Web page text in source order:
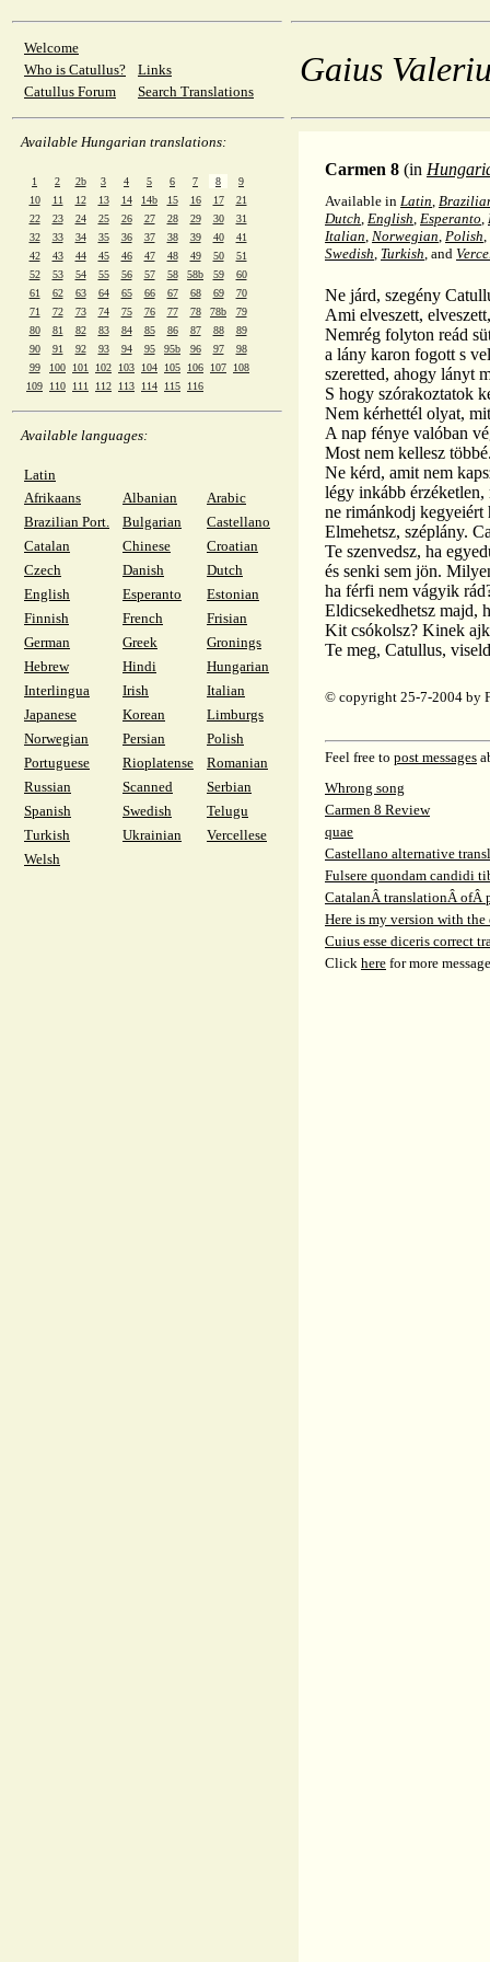
Welcome
Who is Catullus?
Links
Catullus Forum
Search Translations
Available Hungarian translations:
1 2 2b 3 4 5 6 7 8
9
10
11 12 13 14 14b 15 16 17
21
22
23 24 25 26 27 28 29 30
31
32
33 34 35 36 37 38 39 40
41
42
43 44 45 46 47 48 49 50
51
52
53 54 55 56 57 58 58b 59
60
61
62 63 64 65 66 67 68 69
70
71
72 73 74 75 76 77 78 78b
79
80
81 82 83 84 85 86 87 88
89
90
91 92 93 94 95 95b 96 97
98
99
100 101 102 103 104 105 106 107
108
109
110 111 112 113 114 115 116
Available languages:
Latin
Afrikaans
Albanian
Arabic
Brazilian Port.
Bulgarian
Castellano
Catalan
Chinese
Croatian
Czech
Danish
Dutch
English
Esperanto
Estonian
Finnish
French
Frisian
German
Greek
Gronings
Hebrew
Hindi
Hungarian
Interlingua
Irish
Italian
Japanese
Korean
Limburgs
Norwegian
Persian
Polish
Portuguese
Rioplatense
Romanian
Russian
Scanned
Serbian
Spanish
Swedish
Telugu
Turkish
Ukrainian
Vercellese
Welsh
Gaius
Carmen 8 (in
Available in Latin,
Dutch, English, Esperanto,
Italian, Norwegian, Polish,
Swedish, Turkish, and
Ne járd, szegény
Ami elveszett,
Nemrég folyton reád
a lány karon fogott s
szeretted, ahogy lányt
S hogy szórakoztatok
Nem kérhettél olyat,
A nap fénye valóban
Most nem kellesz
Ne kérd, amit nem
légy inkább érzéketlen,
ne rimánkodj kegyeiért
Elmehetsz, széplány.
Te szenvedsz, ha
és senki sem jön.
ha férfi nem vágyik
Eldicsekedhetsz majd,
Kit csókolsz? Kinek
Te meg, Catullus,
© copyright 25-7-2004 by
Feel free to post messages
Whrong song
Carmen 8 Review
quae
Castellano alternative
Fulsere quondam candidi
CatalanÂ translationÂ ofÂ
Here is my version with
Cuius esse diceris correct
Click here for more